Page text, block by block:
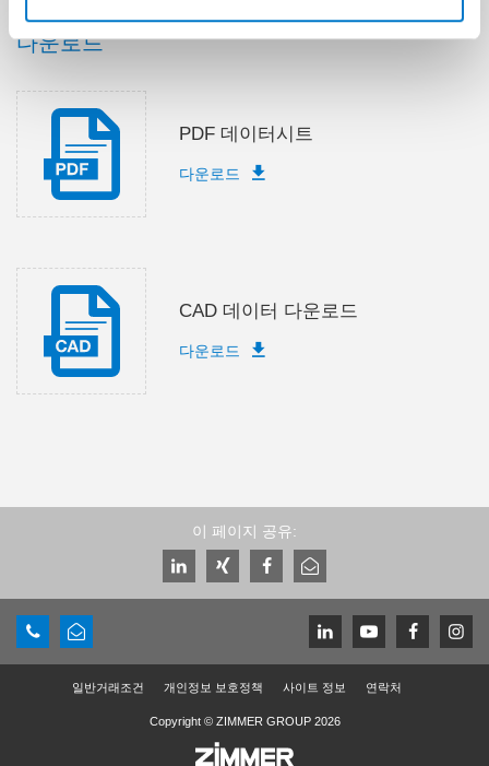
다운로드
PDF 데이터시트
다운로드
CAD 데이터 다운로드
다운로드
이 페이지 공유:
일반거래조건 개인정보 보호정책 사이트 정보 연락처
Copyright © ZIMMER GROUP 2026